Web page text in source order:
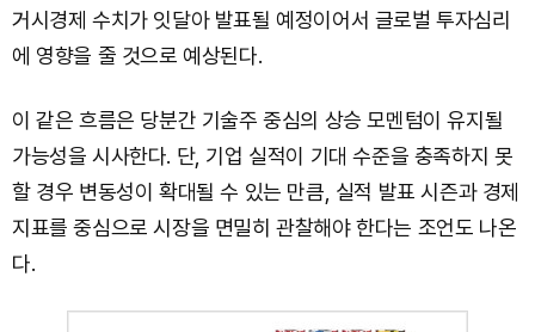
거시경제 수치가 잇달아 발표될 예정이어서 글로벌 투자심리
에 영향을 줄 것으로 예상된다.
이 같은 흐름은 당분간 기술주 중심의 상승 모멘텀이 유지될
가능성을 시사한다. 단, 기업 실적이 기대 수준을 충족하지 못
할 경우 변동성이 확대될 수 있는 만큼, 실적 발표 시즌과 경제
지표를 중심으로 시장을 면밀히 관찰해야 한다는 조언도 나온
다.